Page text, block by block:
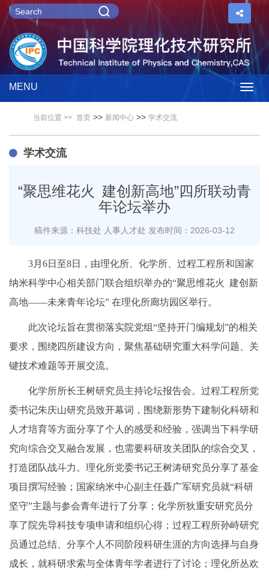
MENU
当前位置 >> 首页 >> 新闻中心 >> 学术交流
学术交流
“聚思维花火 建创新高地”四所联动青
年论坛举办
稿件来源：科技处 人事人才处 发布时间：2026-03-12
3月6日至8日，由理化所、化学所、过程工程所和国家
纳米科学中心相关部门联合组织举办的“聚思维花火 建创新
高地——未来青年论坛” 在理化所廊坊园区举行。
此次论坛旨在贯彻落实院党组“坚持开门编规划”的相关
要求，围绕四所建设方向，聚焦基础研究重大科学问题、关
键技术难题等开展交流。
化学所所长王树研究员主持论坛报告会。过程工程所党
委书记朱庆山研究员致开幕词，围绕新形势下建制化科研和
人才培育等方面分享了个人的感受和经验，强调当下科学研
究向综合交叉融合发展，也需要科研攻关团队的综合交叉，
打造团队战斗力。理化所党委书记王树涛研究员分享了基金
项目撰写经验；国家纳米中心副主任聂广军研究员就“科研
坚守”主题与参会青年进行了分享；化学所狄重安研究员分
享了院先导科技专项申请和组织心得；过程工程所孙峙研究
员通过总结、分享个人不同阶段科研生涯的方向选择与自身
成长，就科研求索与全体青年学者进行了讨论；理化所丛欢